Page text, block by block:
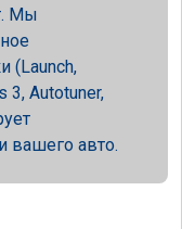
Мы
(Launch,
3, Autotuner,
вашего авто.